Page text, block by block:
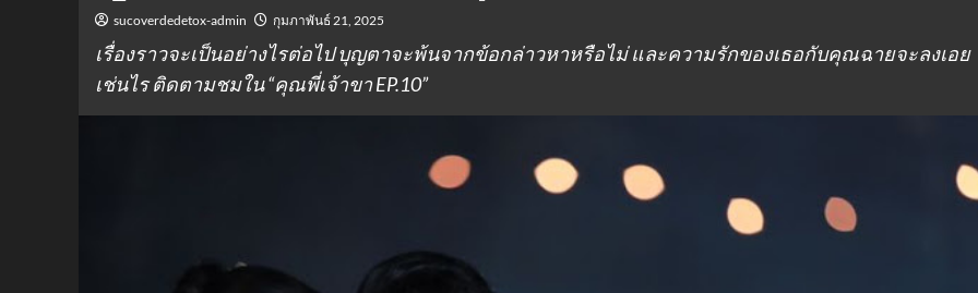
sucoverdedetox-admin กุมภาพันธ์ 21, 2025
เรื่องราวจะเป็นอย่างไรต่อไป บุญตาจะพ้นจากข้อกล่าวหาหรือไม่ และความรักของเธอกับคุณฉายจะลงเอย
เช่นไร ติดตามชมใน “คุณพี่เจ้าขา EP.10”